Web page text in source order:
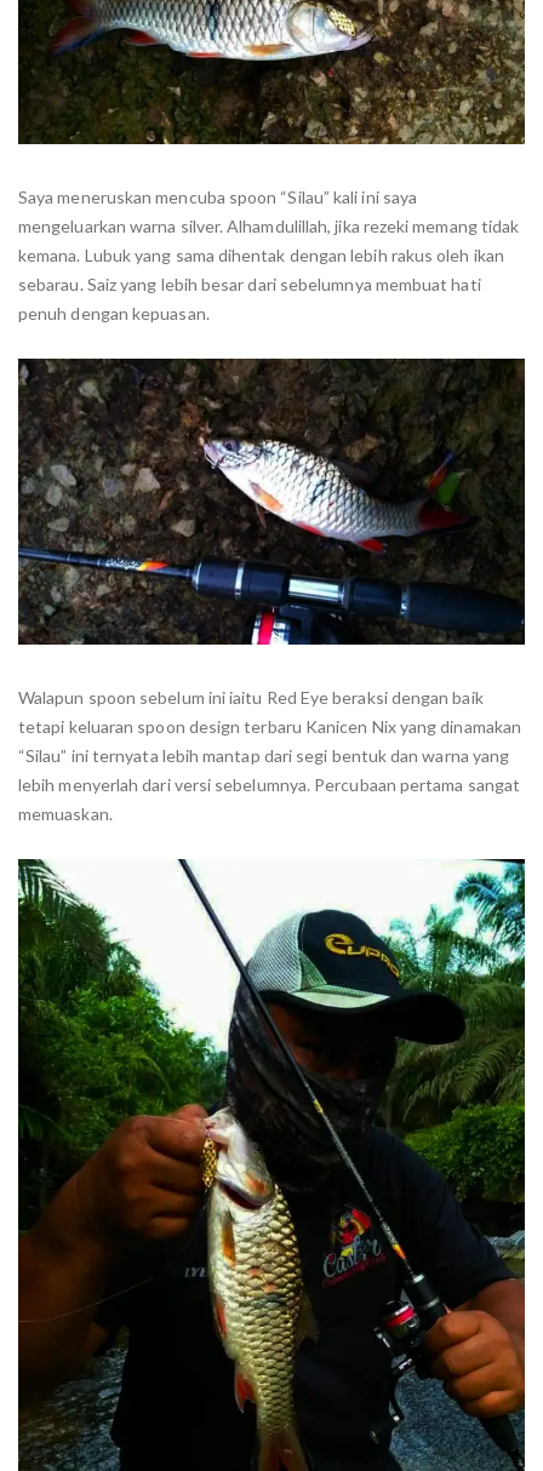
Saya meneruskan mencuba spoon “Silau” kali ini saya
mengeluarkan warna silver. Alhamdulillah, jika rezeki memang tidak
kemana. Lubuk yang sama dihentak dengan lebih rakus oleh ikan
sebarau. Saiz yang lebih besar dari sebelumnya membuat hati
penuh dengan kepuasan.
Walapun spoon sebelum ini iaitu Red Eye beraksi dengan baik
tetapi keluaran spoon design terbaru Kanicen Nix yang dinamakan
“Silau” ini ternyata lebih mantap dari segi bentuk dan warna yang
lebih menyerlah dari versi sebelumnya. Percubaan pertama sangat
memuaskan.